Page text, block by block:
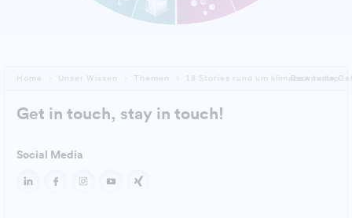
Home Unser Wissen Themen 18 Stories rund um klimabewusste
Back to top
Get in touch, stay in touch!
Social Media